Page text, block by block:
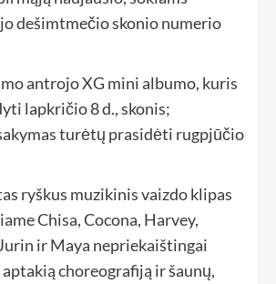
dešimtmečio skonio numerio
antrojo XG mini albumo, kuris
lapkričio 8 d., skonis;
turėtų prasidėti rugpjūčio
ryškus muzikinis vaizdo klipas
Chisa, Cocona, Harvey,
ir Maya nepriekaištingai
choreografiją ir šaunų,